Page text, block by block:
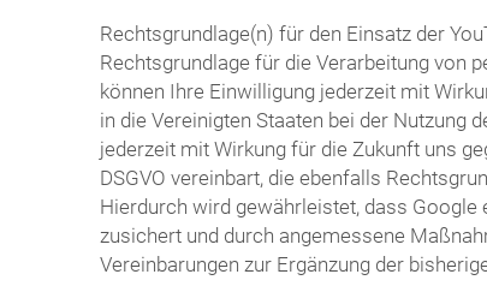
Rechtsgrundlage(n) für den Einsatz der
Rechtsgrundlage für die Verarbeitung von
können Ihre Einwilligung jederzeit mit
in die Vereinigten Staaten bei der Nutzung
jederzeit mit Wirkung für die Zukunft uns
DSGVO vereinbart, die ebenfalls
Hierdurch wird gewährleistet, dass Google
zusichert und durch angemessene
Vereinbarungen zur Ergänzung der